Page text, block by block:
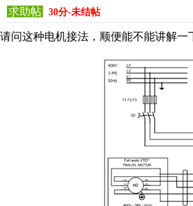
求助帖 30分-未结帖
请问这种电机接法，顺便能不能讲解